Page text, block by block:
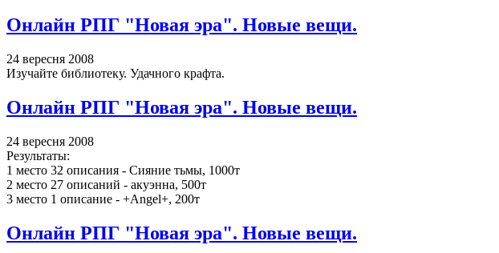
Онлайн РПГ "Новая эра". Новые вещи.
24 вересня 2008
Изучайте библиотеку. Удачного крафта.
Онлайн РПГ "Новая эра". Новые вещи.
24 вересня 2008
Результаты:
1 место 32 описания - Сияние тьмы, 1000т
2 место 27 описаний - акуэнна, 500т
3 место 1 описание - +Angel+, 200т
Онлайн РПГ "Новая эра". Новые вещи.